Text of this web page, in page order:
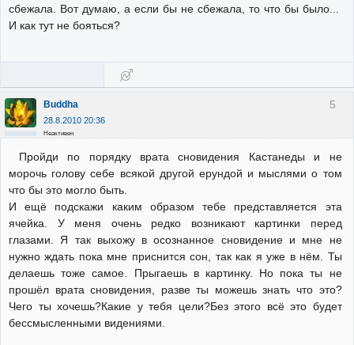
сбежала. Вот думаю, а если бы не сбежала, то что бы было...
И как тут не бояться?
5
Buddha
28.8.2010 20:36
Неактивен
Пройди по порядку врата сновидения Кастанеды и не
морочь голову себе всякой другой ерундой и мыслями о том
что бы это могло быть.
И ещё подскажи каким образом тебе представляется эта
ячейка. У меня очень редко возникают картинки перед
глазами. Я так выхожу в осознанное сновидение и мне не
нужно ждать пока мне приснится сон, так как я уже в нём. Ты
делаешь тоже самое. Прыгаешь в картинку. Но пока ты не
прошёл врата сновидения, разве ты можешь знать что это?
Чего ты хочешь?Какие у тебя цели?Без этого всё это будет
бессмысленными видениями.